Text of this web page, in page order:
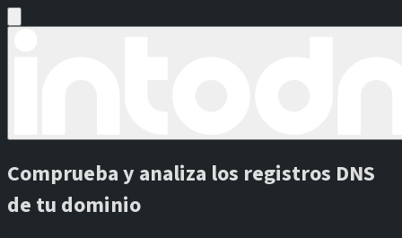
Comprueba y analiza los registros DNS
de tu dominio